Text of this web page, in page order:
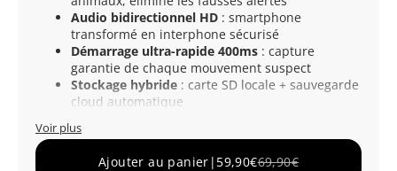
Audio bidirectionnel HD : smartphone
transformé en interphone sécurisé
Démarrage ultra-rapide 400ms : capture
garantie de chaque mouvement suspect
Stockage hybride : carte SD locale + sauvegarde
cloud automatique
Voir plus
Ajouter au panier | 59,90€69,90€